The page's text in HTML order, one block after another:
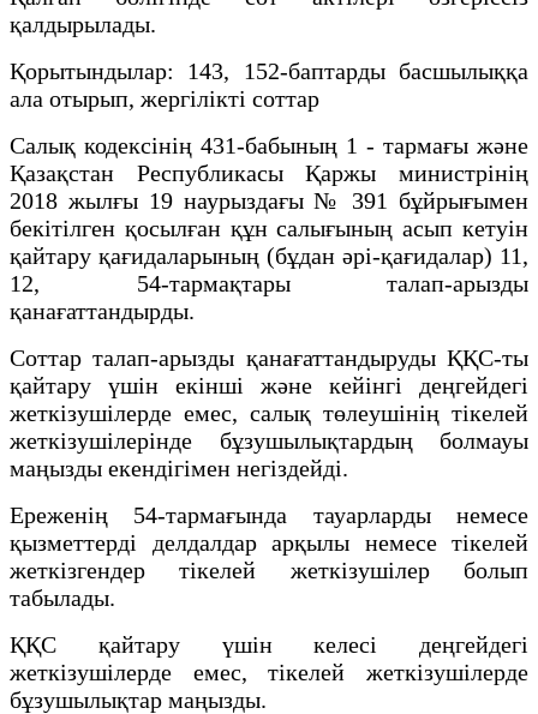
қалдырылады.
Қорытындылар: 143, 152-баптарды басшылыққа
ала отырып, жергілікті соттар
Салық кодексінің 431-бабының 1 - тармағы және
Қазақстан Республикасы Қаржы министрінің
2018 жылғы 19 наурыздағы № 391 бұйрығымен
бекітілген қосылған құн салығының асып кетуін
қайтару қағидаларының (бұдан әрі-қағидалар) 11,
12, 54-тармақтары талап-арызды
қанағаттандырды.
Соттар талап-арызды қанағаттандыруды ҚҚС-ты
қайтару үшін екінші және кейінгі деңгейдегі
жеткізушілерде емес, салық төлеушінің тікелей
жеткізушілерінде бұзушылықтардың болмауы
маңызды екендігімен негіздейді.
Ереженің 54-тармағында тауарларды немесе
қызметтерді делдалдар арқылы немесе тікелей
жеткізгендер тікелей жеткізушілер болып
табылады.
ҚҚС қайтару үшін келесі деңгейдегі
жеткізушілерде емес, тікелей жеткізушілерде
бұзушылықтар маңызды.